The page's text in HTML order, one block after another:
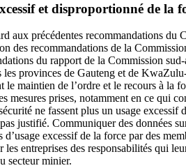
et disproportionné de la
aux précédentes recommandations du
des recommandations de la
du rapport de la Commission
les provinces de Gauteng et de
le maintien de l’ordre et le recours à la
mesures prises, notamment en ce qui
ne fassent plus un usage excessif
justifié. Communiquer des données
d’usage excessif de la force par des
les entreprises des responsabilités qui
secteur minier.